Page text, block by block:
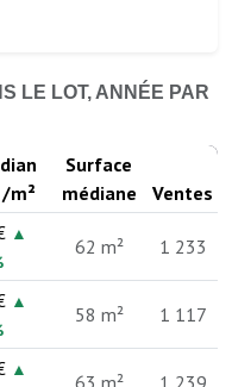
LE LOT, ANNÉE PAR
m²
Surface
médiane
Ventes
▲
62 m² 1 233
▲
58 m² 1 117
▲